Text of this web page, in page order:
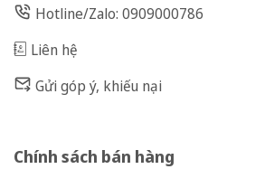
Hotline/Zalo: 0909000786
Liên hệ
Gửi góp ý, khiếu nại
Chính sách bán hàng